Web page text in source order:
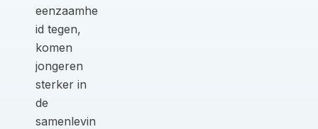
eenzaamhe
id tegen,
komen
jongeren
sterker in
de
samenlevin